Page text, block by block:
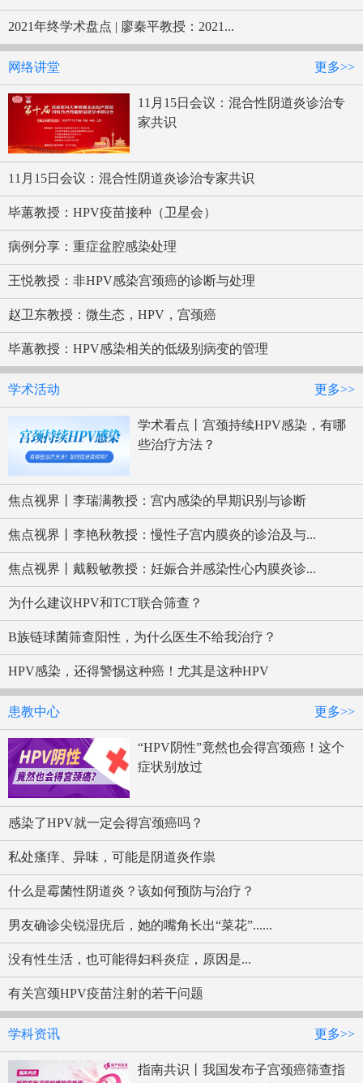
2021年终学术盘点 | 廖秦平教授：2021...
网络讲堂 更多>>
11月15日会议：混合性阴道炎诊治专
家共识
11月15日会议：混合性阴道炎诊治专家共识
毕蕙教授：HPV疫苗接种（卫星会）
病例分享：重症盆腔感染处理
王悦教授：非HPV感染宫颈癌的诊断与处理
赵卫东教授：微生态，HPV，宫颈癌
毕蕙教授：HPV感染相关的低级别病变的管理
学术活动 更多>>
学术看点丨宫颈持续HPV感染，有哪
些治疗方法？
焦点视界丨李瑞满教授：宫内感染的早期识别与诊断
焦点视界丨李艳秋教授：慢性子宫内膜炎的诊治及与...
焦点视界丨戴毅敏教授：妊娠合并感染性心内膜炎诊...
为什么建议HPV和TCT联合筛查？
B族链球菌筛查阳性，为什么医生不给我治疗？
HPV感染，还得警惕这种癌！尤其是这种HPV
患教中心 更多>>
“HPV阴性”竟然也会得宫颈癌！这个
症状别放过
感染了HPV就一定会得宫颈癌吗？
私处瘙痒、异味，可能是阴道炎作祟
什么是霉菌性阴道炎？该如何预防与治疗？
男友确诊尖锐湿疣后，她的嘴角长出“菜花”......
没有性生活，也可能得妇科炎症，原因是...
有关宫颈HPV疫苗注射的若干问题
学科资讯 更多>>
指南共识丨我国发布子宫颈癌筛查指